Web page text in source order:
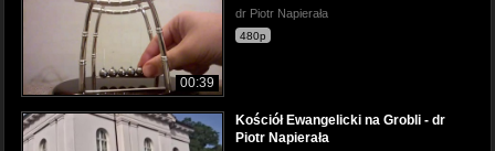
00:39
dr Piotr Napierała
480p
Kościół Ewangelicki na Grobli - dr
Piotr Napierała